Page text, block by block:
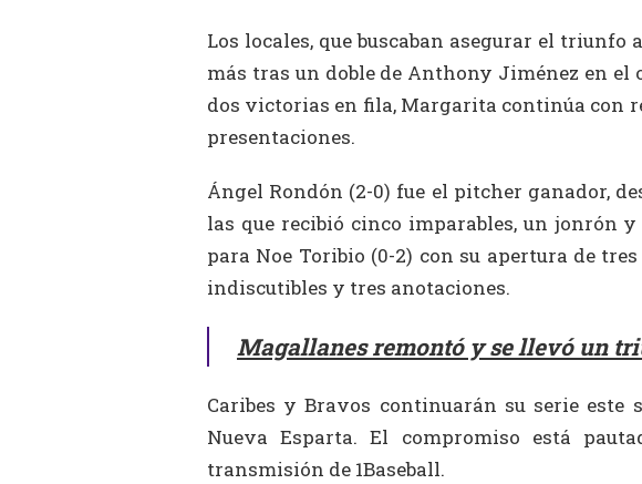
Los locales, que buscaban asegurar el
más tras un doble de Anthony Jiménez en el
dos victorias en fila, Margarita continúa con
presentaciones.
Ángel Rondón (2-0) fue el pitcher ganador,
las que recibió cinco imparables, un jonrón
para Noe Toribio (0-2) con su apertura de
indiscutibles y tres anotaciones.
Magallanes remontó y se llevó un
Caribes y Bravos continuarán su serie este
Nueva Esparta. El compromiso está
transmisión de 1Baseball.